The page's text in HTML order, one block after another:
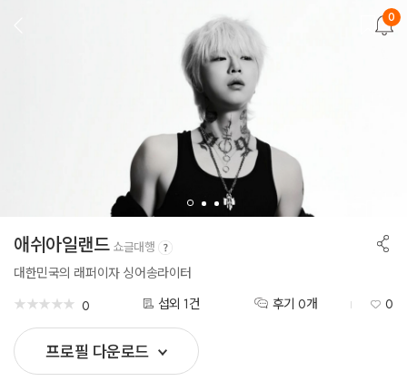
0
애쉬아일랜드 쇼글대행
대한민국의 래퍼이자 싱어송라이터
★★★★★
★★★★★ 0 섭외 1건 후기 0개 0
프로필 다운로드
공
유